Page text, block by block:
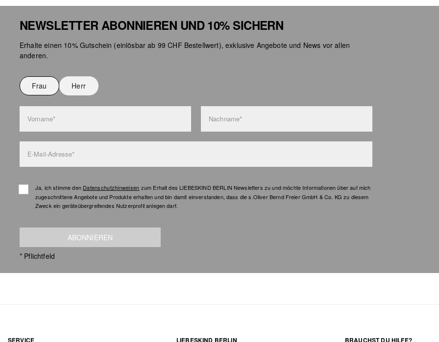
NEWSLETTER ABONNIEREN UND 10% SICHERN
Erhalte einen 10% Gutschein (einlösbar ab 99 CHF Bestellwert), exklusive Angebote und News vor allen
anderen.
Frau Herr
Vorname* Nachname*
E-Mail-Adresse*
Ja, ich stimme den Datenschutzhinweisen zum Erhalt des LIEBESKIND BERLIN Newsletters zu und möchte Informationen über auf mich
zugeschnittene Angebote und Produkte erhalten und bin damit einverstanden, dass die s.Oliver Bernd Freier GmbH & Co. KG zu diesem
Zweck ein geräteübergreifendes Nutzerprofil anlegen darf.
ABONNIEREN
* Pflichtfeld
SERVICE LIEBESKIND BERLIN BRAUCHST DU HILFE?